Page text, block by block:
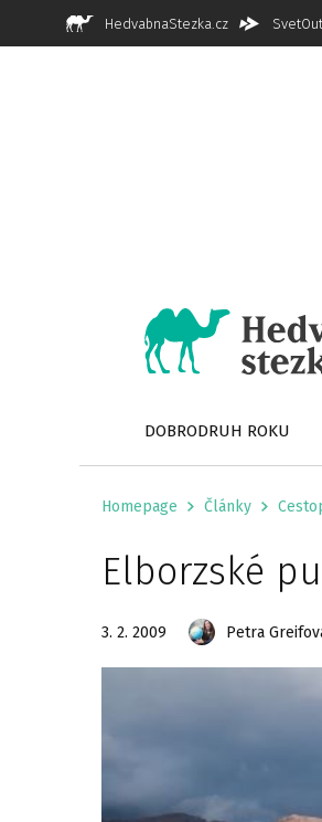
HedvabnaStezka.cz
DOBRODRUH ROKU
Homepage Články
Elborzské
3. 2. 2009 Petra